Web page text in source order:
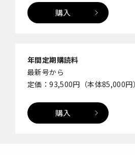
購入
年間定期購読料
最新号から
定価：93,500円（本体85,000円
購入